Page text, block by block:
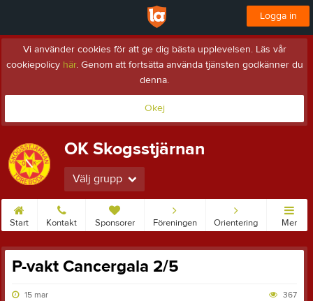
Logga in
Vi använder cookies för att ge dig bästa upplevelsen. Läs vår
cookiepolicy här. Genom att fortsätta använda tjänsten godkänner du
denna.
Okej
OK Skogsstjärnan
Välj grupp
Start Kontakt Sponsorer Föreningen Orientering Mer
P-vakt Cancergala 2/5
15 mar 367